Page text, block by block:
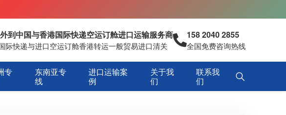
到中国与香港国际快递空运订舱进口运输服务商
际快递与进口空运订舱香港转运一般贸易进口清关
158 2040 2855
全国免费咨询热线
专
东南亚专
线
进口运输案
例
关于我
们
联系我
们